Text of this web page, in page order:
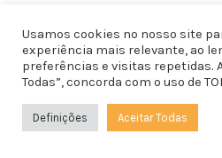
Usamos cookies no nosso site
experiência mais relevante, ao
preferências e visitas repetidas.
Todas”, concorda com o uso de
Definições Aceitar Todas